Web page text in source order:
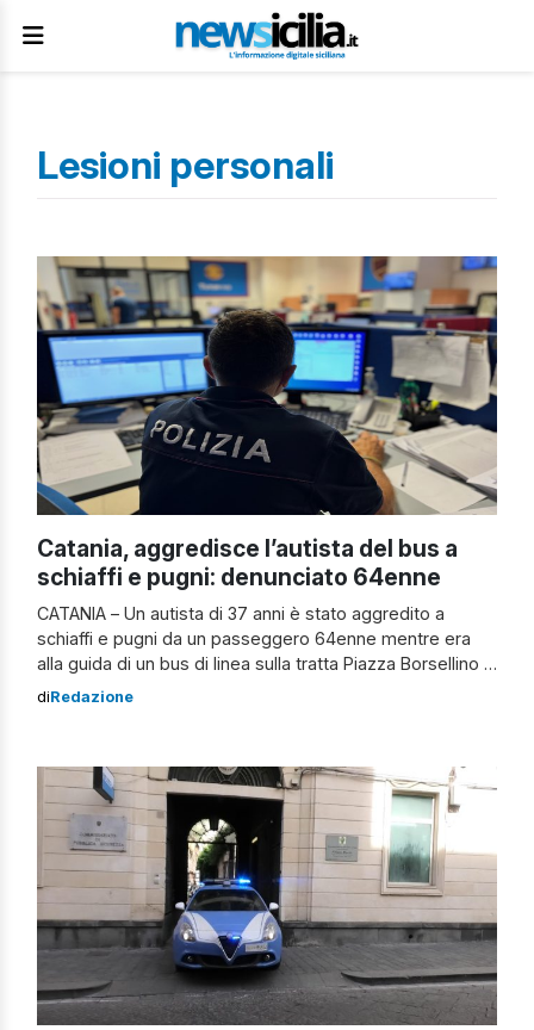
Lesioni personali
Catania, aggredisce l’autista del bus a
schiaffi e pugni: denunciato 64enne
CATANIA – Un autista di 37 anni è stato aggredito a
schiaffi e pugni da un passeggero 64enne mentre era
alla guida di un bus di linea sulla tratta Piazza Borsellino –
Villaggio Sant’Agata. L’episodio è avvenuto in via
diRedazione